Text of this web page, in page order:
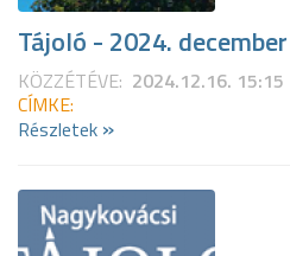
Tájoló - 2024. december
KÖZZÉTÉVE: 2024.12.16. 15:15
CÍMKE:
Részletek »